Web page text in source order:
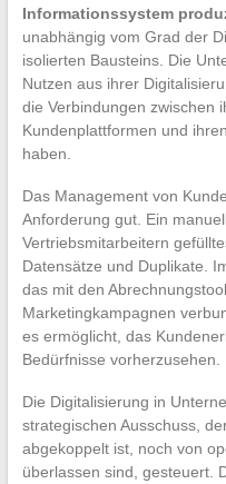
Informationssystem
unabhängig vom Grad der
isolierten Bausteins. Die
Nutzen aus ihrer
die Verbindungen zwischen
Kundenplattformen und
haben.
Das Management von
Anforderung gut. Ein
Vertriebsmitarbeitern
Datensätze und Duplikate.
das mit den
Marketingkampagnen
es ermöglicht, das
Bedürfnisse vorherzusehen.
Die Digitalisierung in
strategischen Ausschuss,
abgekoppelt ist, noch von
überlassen sind, gesteuert.